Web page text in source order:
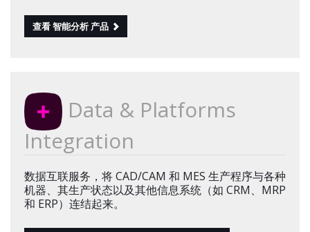
查看 智能分析 产品
Data & Platforms
Integration
数据互联服务，将 CAD/CAM 和 MES 生产程序与各种
机器、其生产状态以及其他信息系统（如 CRM、MRP
和 ERP）连结起来。